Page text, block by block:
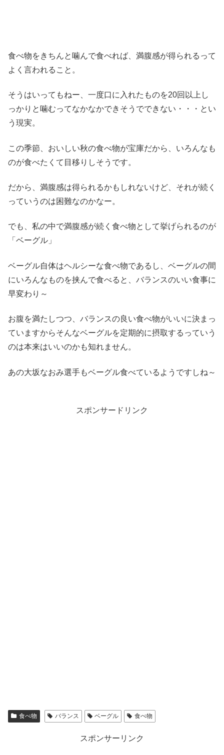
食べ物をきちんと噛んで食べれば、満腹感が得られるって
よく言われること。
そうはいってもねー、一度口に入れたものを20回以上し
っかりと噛むってなかなかできそうでできない・・・とい
う現実。
この季節、おいしい秋の食べ物が宝庫だから、いろんなも
のが食べたくて目移りしそうです。
だから、満腹感は得られるかもしれないけど、それが続く
っていうのは困難なのかなー。
でも、私の中で満腹感が続く食べ物として挙げられるのが
「ベーグル」
ベーグル自体はヘルシーな食べ物であるし、ベーグルの間
にいろんなものを挟んで食べると、バランスのいい食事に
早変わり～
お腹を満たしつつ、バランスの良い食べ物がいいに決まっ
ていますからそんなベーグルを定期的に摂取するっていう
のは本来はいいのかも知れません。
あの大坂なおみ選手もベーグル食べているようですしね～
スポンサードリンク
食べ物 バランス ベーグル 食べ物
スポンサーリンク